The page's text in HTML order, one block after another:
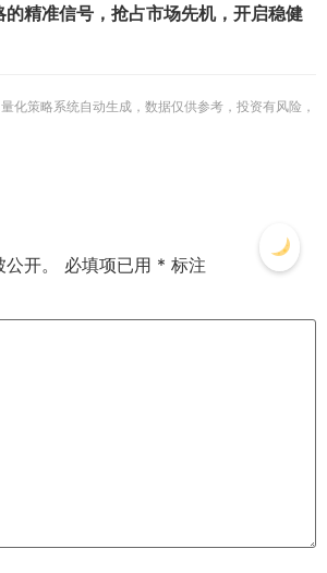
精准信号，抢占市场先机，开启稳健
化策略系统自动生成，数据仅供参考，投资有风险，
开。 必填项已用 * 标注